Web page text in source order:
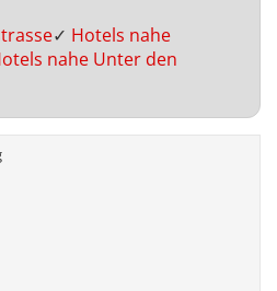
✓ Hotels nahe
nahe Unter den